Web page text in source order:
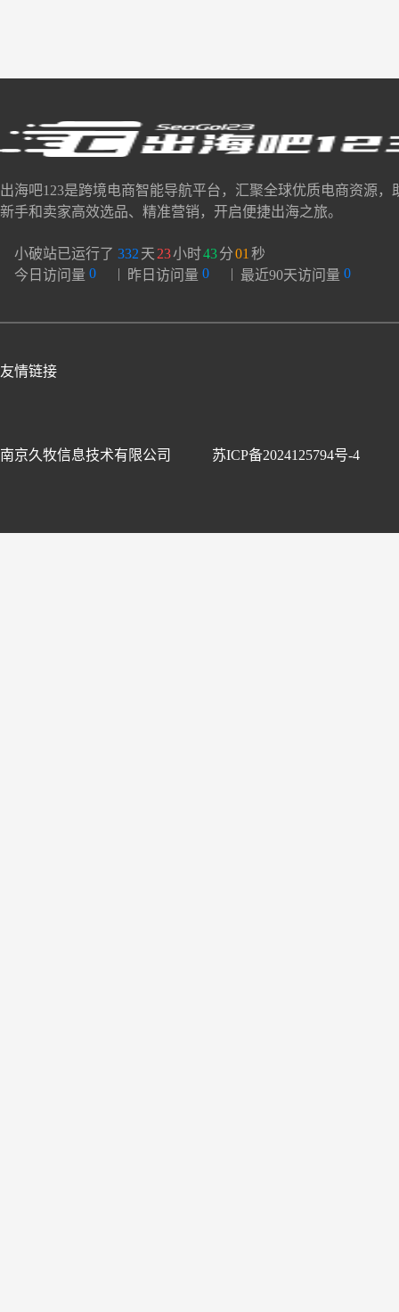
出海吧123是跨境电商智能导航平台，汇聚全球优质电商资源，
新手和卖家高效选品、精准营销，开启便捷出海之旅。
小破站已运行了 332 天 23小时43分02 秒
今日访问量 0 | 昨日访问量 0 | 最近90天访问量 0
友情链接
南京久牧信息技术有限公司 苏ICP备2024125794号-4